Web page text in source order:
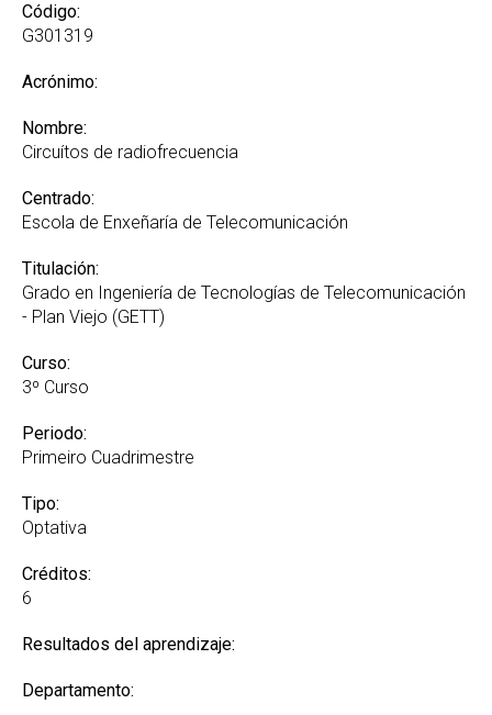
Código:
G301319
Acrónimo:
Nombre:
Circuítos de radiofrecuencia
Centrado:
Escola de Enxeñaría de Telecomunicación
Titulación:
Grado en Ingeniería de Tecnologías de Telecomunicación
- Plan Viejo (GETT)
Curso:
3º Curso
Periodo:
Primeiro Cuadrimestre
Tipo:
Optativa
Créditos:
6
Resultados del aprendizaje:
Departamento: